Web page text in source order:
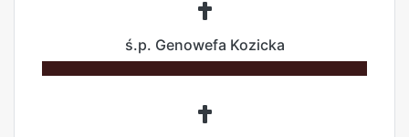
ś.p. Genowefa Kozicka